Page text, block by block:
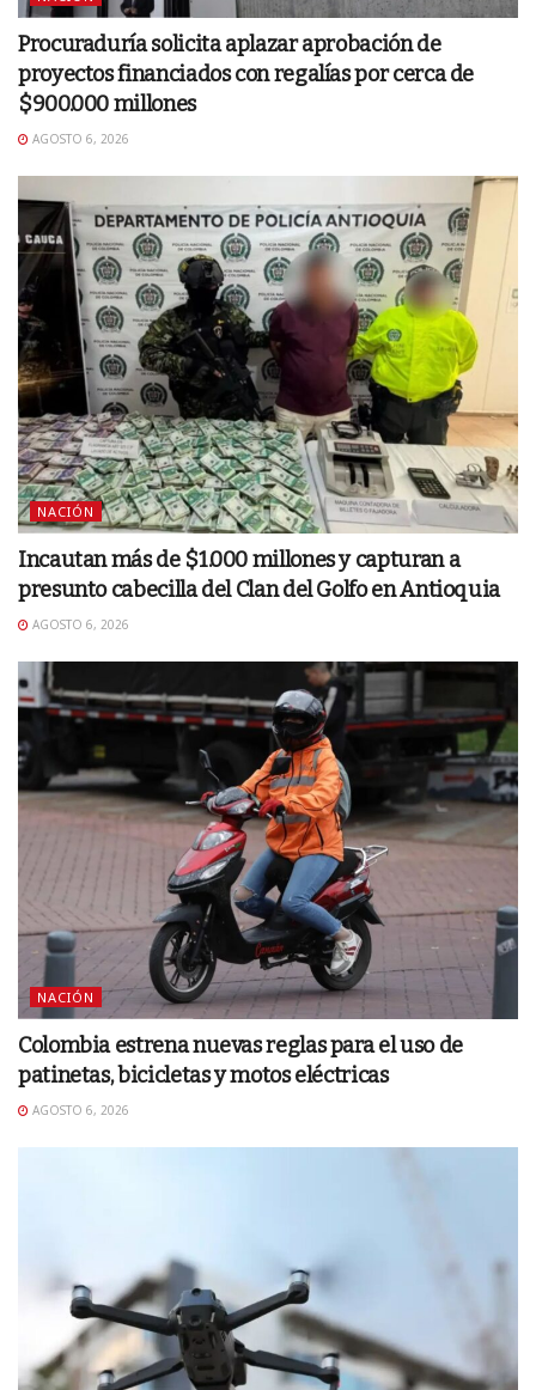
Procuraduría solicita aplazar aprobación de
proyectos financiados con regalías por cerca de
$900.000 millones
AGOSTO 6, 2026
NACIÓN
Incautan más de $1.000 millones y capturan a
presunto cabecilla del Clan del Golfo en Antioquia
AGOSTO 6, 2026
NACIÓN
Colombia estrena nuevas reglas para el uso de
patinetas, bicicletas y motos eléctricas
AGOSTO 6, 2026